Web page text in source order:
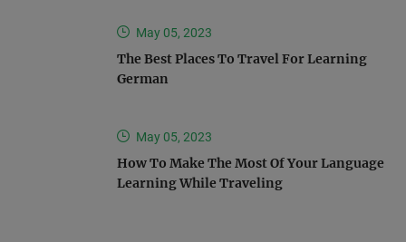
May 05, 2023
The Best Places To Travel For Learning
German
May 05, 2023
How To Make The Most Of Your Language
Learning While Traveling